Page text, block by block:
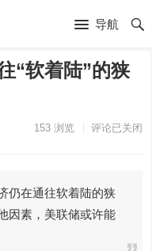
导航
“软着陆”的狭
153浏览 评论已关闭
在通往软着陆的狭
因素，美联储或许能